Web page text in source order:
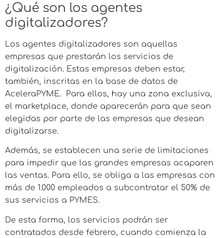
¿Qué son los agentes
digitalizadores?
Los agentes digitalizadores son aquellas
empresas que prestarán los servicios de
digitalización. Estas empresas deben estar,
también, inscritas en la base de datos de
AceleraPYME. Para ellos, hay una zona exclusiva,
el marketplace, donde aparecerán para que sean
elegidas por parte de las empresas que desean
digitalizarse.
Además, se establecen una serie de limitaciones
para impedir que las grandes empresas acaparen
las ventas. Para ello, se obliga a las empresas con
más de 1.000 empleados a subcontratar el 50% de
sus servicios a PYMES.
De esta forma, los servicios podrán ser
contratados desde febrero, cuando comienza la